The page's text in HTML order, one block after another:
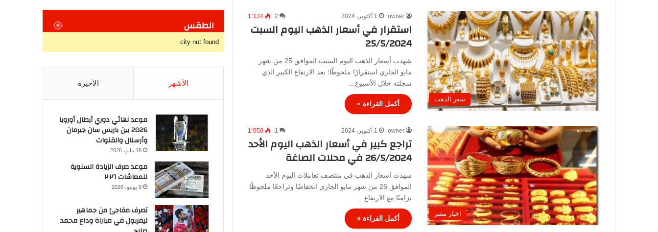
سعر الذهب
owner 1 أكتوبر، 2024 2 1٬134
استقرار في أسعار الذهب اليوم السبت
25/5/2024
شهدت أسعار الذهب اليوم السبت الموافق 25 من شهر
مايو الجاري استقرارًا ملحوظًا؛ بعد الارتفاع الكبير الذي
سجلته خلال الأسبوع…
أكمل القراءة »
اخبار مصر
owner 1 أكتوبر، 2024 1 1٬050
تراجع كبير في أسعار الذهب اليوم الأحد
26/5/2024 في محلات الصاغة
شهدت أسعار الذهب في منتصف تعاملات اليوم الأحد
الموافق 26 من شهر مايو الجاري انخفاضًا وتراجعًا ملحوظًا
تزامنًا مع الارتفاع…
أكمل القراءة »
الطقس
city not found
الأشهر الأخيرة
موعد نهائي دوري أبطال أوروبا
2026 بين باريس سان جيرمان
وأرسنال والقنوات
18 مايو، 2026
موعد صرف الزيادة السنوية
للمعاشات ٢٠٢٦
9 يونيو، 2026
تصرف مفاجئ من جماهير
ليفربول في مباراة وداع محمد